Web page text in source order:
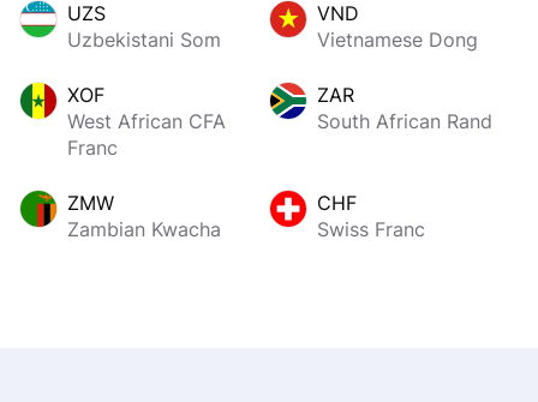
UZS
Uzbekistani Som
VND
Vietnamese Dong
XOF
West African CFA
Franc
ZAR
South African Rand
ZMW
Zambian Kwacha
CHF
Swiss Franc